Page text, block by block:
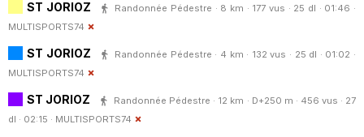
ST JORIOZ
Randonnée Pédestre · 8 km · 177 vus · 25 dl · 01:46 ·
MULTISPORTS74
ST JORIOZ
Randonnée Pédestre · 4 km · 132 vus · 25 dl · 01:02 ·
MULTISPORTS74
ST JORIOZ
Randonnée Pédestre · 12 km · D+250 m · 456 vus · 27
dl · 02:15 · MULTISPORTS74